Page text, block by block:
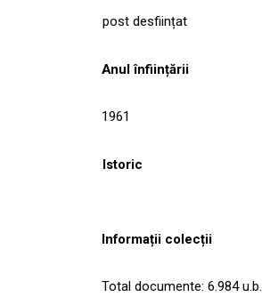
post desființat
Anul înființării
1961
Istoric
Informații colecții
Total documente: 6.984 u.b.